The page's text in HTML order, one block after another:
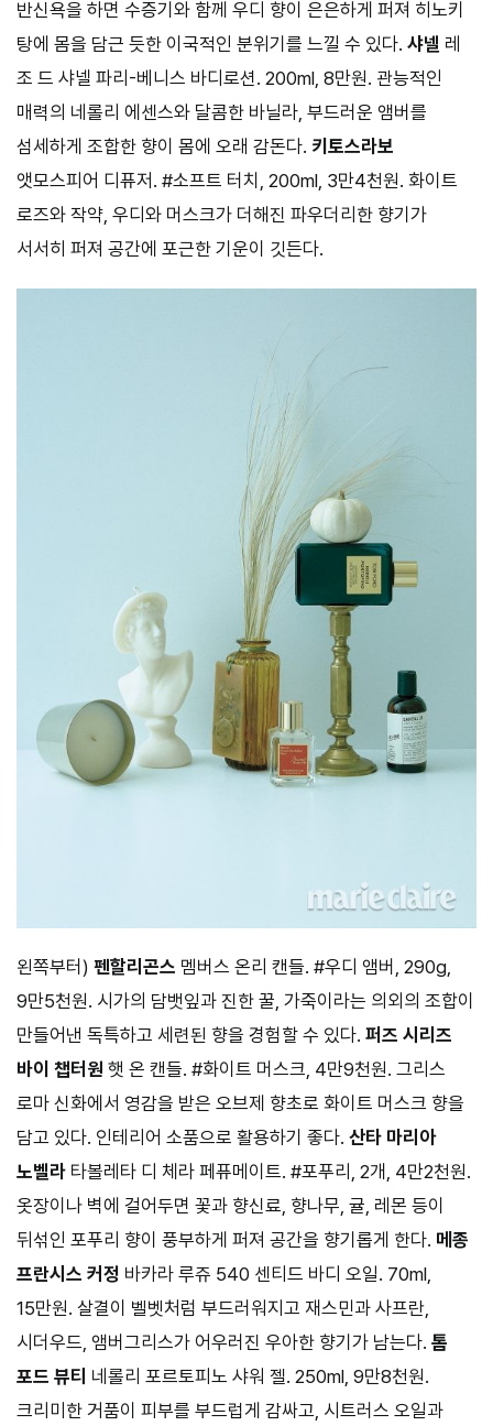
반신욕을 하면 수증기와 함께 우디 향이 은은하게 퍼져 히노키
탕에 몸을 담근 듯한 이국적인 분위기를 느낄 수 있다. 샤넬 레
조 드 샤넬 파리-베니스 바디로션. 200ml, 8만원. 관능적인
매력의 네롤리 에센스와 달콤한 바닐라, 부드러운 앰버를
섬세하게 조합한 향이 몸에 오래 감돈다. 키토스라보
앳모스피어 디퓨저. #소프트 터치, 200ml, 3만4천원. 화이트
로즈와 작약, 우디와 머스크가 더해진 파우더리한 향기가
서서히 퍼져 공간에 포근한 기운이 깃든다.
왼쪽부터) 펜할리곤스 멤버스 온리 캔들. #우디 앰버, 290g,
9만5천원. 시가의 담뱃잎과 진한 꿀, 가죽이라는 의외의 조합이
만들어낸 독특하고 세련된 향을 경험할 수 있다. 퍼즈 시리즈
바이 챕터원 햇 온 캔들. #화이트 머스크, 4만9천원. 그리스
로마 신화에서 영감을 받은 오브제 향초로 화이트 머스크 향을
담고 있다. 인테리어 소품으로 활용하기 좋다. 산타 마리아
노벨라 타볼레타 디 체라 페퓨메이트. #포푸리, 2개, 4만2천원.
옷장이나 벽에 걸어두면 꽃과 향신료, 향나무, 귤, 레몬 등이
뒤섞인 포푸리 향이 풍부하게 퍼져 공간을 향기롭게 한다. 메종
프란시스 커정 바카라 루쥬 540 센티드 바디 오일. 70ml,
15만원. 살결이 벨벳처럼 부드러워지고 재스민과 사프란,
시더우드, 앰버그리스가 어우러진 우아한 향기가 남는다. 톰
포드 뷰티 네롤리 포르토피노 샤워 젤. 250ml, 9만8천원.
크리미한 거품이 피부를 부드럽게 감싸고, 시트러스 오일과